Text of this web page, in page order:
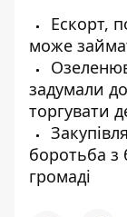
Ескорт,
може
задумали
торгувати
боротьба з
громаді